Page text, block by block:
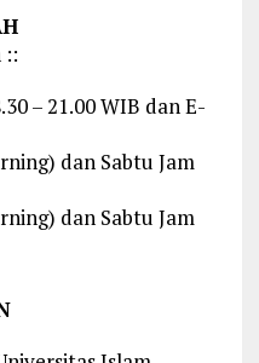
::
– 21.00 WIB dan E-
dan Sabtu Jam
dan Sabtu Jam